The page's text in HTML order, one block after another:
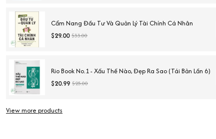
Cẩm Nang Đầu Tư Và Quản Lý Tài Chính Cá Nhân
$29.00 $33.00
Rio Book No.1 - Xấu Thế Nào, Đẹp Ra Sao (Tái Bản Lần 6)
$20.99 $25.00
View more products